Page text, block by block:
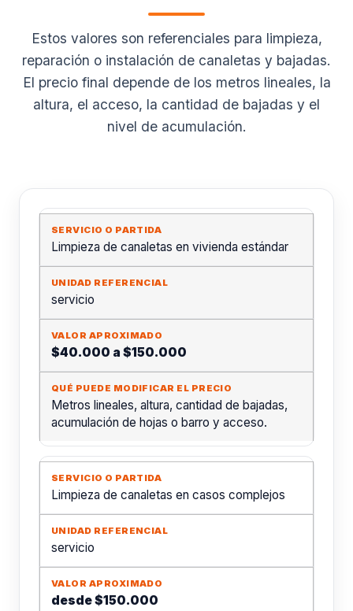
Estos valores son referenciales para limpieza,
reparación o instalación de canaletas y bajadas.
El precio final depende de los metros lineales, la
altura, el acceso, la cantidad de bajadas y el
nivel de acumulación.
Limpieza de canaletas en vivienda estándar
servicio
$40.000 a $150.000
Metros lineales, altura, cantidad de bajadas,
acumulación de hojas o barro y acceso.
Limpieza de canaletas en casos complejos
servicio
desde $150.000